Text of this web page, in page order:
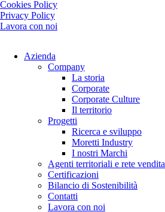
Cookies Policy
Privacy Policy
Lavora con noi
Azienda
Company
La storia
Corporate
Corporate Culture
Il territorio
Progetti
Ricerca e sviluppo
Moretti Industry
I nostri Marchi
Agenti territoriali e rete vendita
Certificazioni
Bilancio di Sostenibilità
Contatti
Lavora con noi